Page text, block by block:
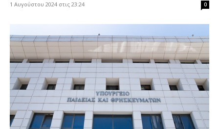
1 Αυγούστου 2024 στις 23:24 0